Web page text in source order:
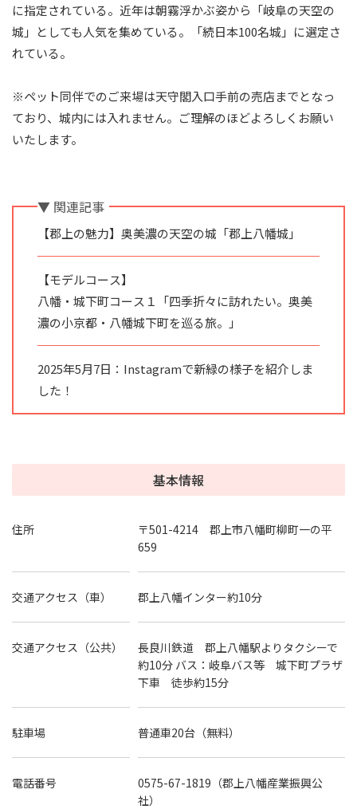
に指定されている。近年は朝霧浮かぶ姿から「岐阜の天空の
城」としても人気を集めている。「続日本100名城」に選定さ
れている。
※ペット同伴でのご来場は天守閣入口手前の売店までとなっ
ており、城内には入れません。ご理解のほどよろしくお願い
いたします。
▼ 関連記事
【郡上の魅力】奥美濃の天空の城「郡上八幡城」
【モデルコース】
八幡・城下町コース１「四季折々に訪れたい。奥美
濃の小京都・八幡城下町を巡る旅。」
2025年5月7日：Instagramで新緑の様子を紹介しま
した！
基本情報
住所
〒501-4214 郡上市八幡町柳町一の平
659
交通アクセス（車） 郡上八幡インター約10分
交通アクセス（公共）
長良川鉄道 郡上八幡駅よりタクシーで
約10分 バス：岐阜バス等 城下町プラザ
下車 徒歩約15分
駐車場 普通車20台（無料）
電話番号
0575-67-1819（郡上八幡産業振興公
社）